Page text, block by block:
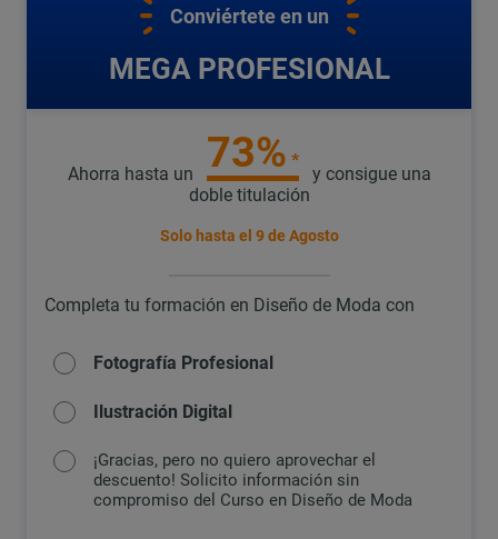
Conviértete en un
MEGA PROFESIONAL
Ahorra hasta un 73% *
y consigue una
doble titulación
Solo hasta el 9 de Agosto
Completa tu formación en Diseño de Moda con
Fotografía Profesional
Ilustración Digital
¡Gracias, pero no quiero aprovechar el
descuento! Solicito información sin
compromiso del Curso en Diseño de Moda